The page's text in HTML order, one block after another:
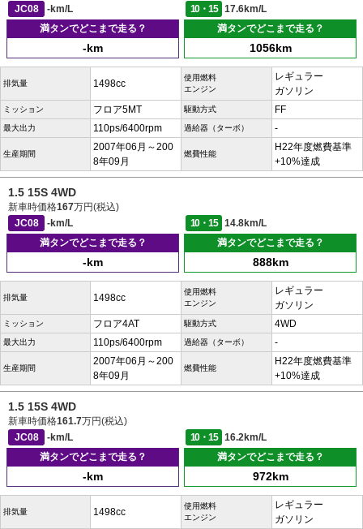
JC08
-km/L 10・15
17.6km/L
満タンでどこまで走る？
-km
満タンでどこまで走る？
1056km
排気量 1498cc
使用燃料
エンジン
レギュラー
ガソリン
ミッション フロア5MT 駆動方式 FF
最大出力 110ps/6400rpm 過給器（ターボ） -
生産期間
2007年06月～200
8年09月
燃費性能
H22年度燃費基準
+10%達成
1.5 15S 4WD
新車時価格167万円(税込)
JC08
-km/L 10・15
14.8km/L
満タンでどこまで走る？
-km
満タンでどこまで走る？
888km
排気量 1498cc
使用燃料
エンジン
レギュラー
ガソリン
ミッション フロア4AT 駆動方式 4WD
最大出力 110ps/6400rpm 過給器（ターボ） -
生産期間
2007年06月～200
8年09月
燃費性能
H22年度燃費基準
+10%達成
1.5 15S 4WD
新車時価格161.7万円(税込)
JC08
-km/L 10・15
16.2km/L
満タンでどこまで走る？
-km
満タンでどこまで走る？
972km
排気量 1498cc
使用燃料
エンジン
レギュラー
ガソリン